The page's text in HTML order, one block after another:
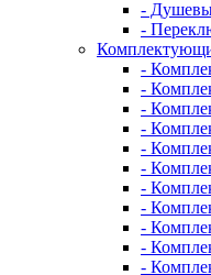
-
-
-
-
-
-
-
-
-
-
-
-
-